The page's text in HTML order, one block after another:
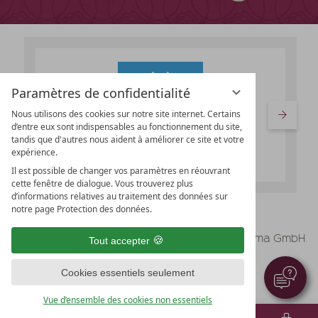
Paramètres de confidentialité
Nous utilisons des cookies sur notre site internet. Certains
d’entre eux sont indispensables au fonctionnement du site,
tandis que d'autres nous aident à améliorer ce site et votre
expérience.
Il est possible de changer vos paramètres en réouvrant
cette fenêtre de dialogue. Vous trouverez plus
d’informations relatives au traitement des données sur
notre page Protection des données.
Tout accepter
Cookies essentiels seulement
Vue d’ensemble des cookies non essentiels
vioma GmbH
Mentions légales
Protection des données
Paramètres de confidentialité
CGV